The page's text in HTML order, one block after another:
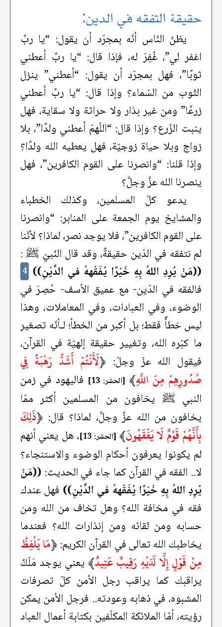
حقيقة التفقه في الدين:
يظنّ النّاس أنّه بمجرّد أن يقول: “يا ربِّ
اغفر لي”، غُفِرَ له، فإذا قال: “يا ربِّ أعطني
ثوبًا”، فهل بمجرّد أن يقول: “أعطني” ينزل
الثّوب من السّماء؟ وإذا قال: “يا ربِّ أعطني
زرعًا” ومن غير بذار ولا حراثة ولا سقاية، فهل
ينبت الزّرع؟ وإذا قال: “اللّهمّ أعطني ولدًا”، بلا
زواج وبلا حياة زوجيّة، فهل يعطيه الله ولدًا؟
وإذا قلنا: “وانصرنا على القوم الكافرين”، فهل
ينصرنا الله عزَّ وجلَّ؟
يدعو كلّ المسلمين، وكذلك الخطباء
والمشايخ يوم الجمعة على المنابر: “وانصرنا
على القوم الكافرين”، فلا يوجد نصر، لماذا؟ لأنّنا
لم نتفقه في الدّين حقيقةً، وقد قال النّبيّ ﷺ :
((مَنْ يُرِدِ اللهُ بِهِ خَيْرًا يُفَقْههُ في الدِّيْنِ)) 4
فالفقه في الدّين- مع عميق الأسف- حُصِرَ في
الوضوء، وفي العبادات، وفي المعاملات، وهذا
ليس خطأً فقط؛ بل أكبر من الخطأ؛ لـأنّه تصغير
ما كبّره الله، وتغيير حقيقة إلهيّة في القرآن،
فيقول الله عزّ وجلّ: ﴿لَأَنْتُمْ أَشَدُّ رَهْبَةً فِي
صُدُورِهِمْ مِنَ اللَّهِ﴾ [الحشر: 13]
فاليهود في زمن
النبي ﷺ يخافون من المسلمين أكثر ممّا
يخافون من الله عزَّ وجلَّ، لماذا؟ قال: ﴿ذَلِكَ
بِأَنَّهُمْ قَوْمٌ لَا يَفْقَهُونَ﴾ [الحشر: 13]
، هل يعني أنهم
لم يكونوا يعرفون أحكام الوضوء والاستنجاء؟
لا.. الفقه في القرآن كما جاء في الحديث: ((مَنْ
يُرِدِ اللهُ بِهِ خَيْرًا يُفَقْههُ في الدِّيْنِ)) فهل عندك
فقه في مخافة الله؟ وهل تخاف من الله ومن
حسابه ومن لقائه ومن إنذارات الله؟ فعندما
يخاطبك الله تعالى في القرآن الكريم:﴿مَا يَلْفِظُ
مِنْ قَوْلٍ إِلَّا لَدَيْهِ رَقِيبٌ عَتِيدٌ﴾ يعني يوجد مَلَكٌ
يراقبك كما يراقب رجل الأمن كلّ تصرفات
المشبوه، في ذهابه وعودته.. فرجل الأمن يمكن
رؤيته، أمّا الملائكة المكلّفين بكتابة أعمال العباد